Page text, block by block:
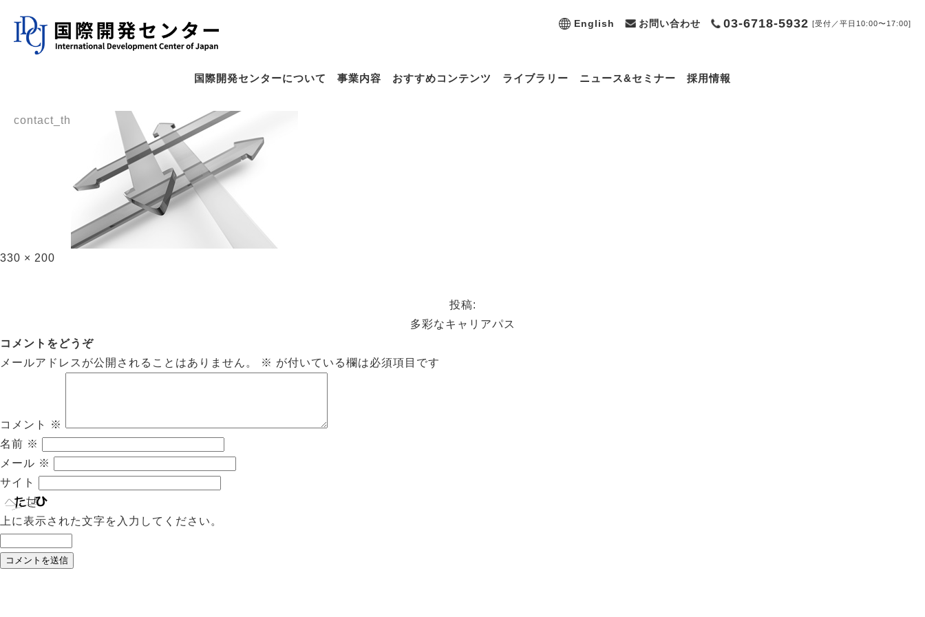
English お問い合わせ 03-6718-5932 [受付／平日10:00〜17:00]
国際開発センターについて 事業内容 おすすめコンテンツ ライブラリー ニュース&セミナー 採用情報
contact_th
330 × 200
投稿:
多彩なキャリアパス
コメントをどうぞ
メールアドレスが公開されることはありません。
※ が付いている欄は必須項目です
コメント
※
名前 ※
メール ※
サイト
上に表示された文字を入力してください。